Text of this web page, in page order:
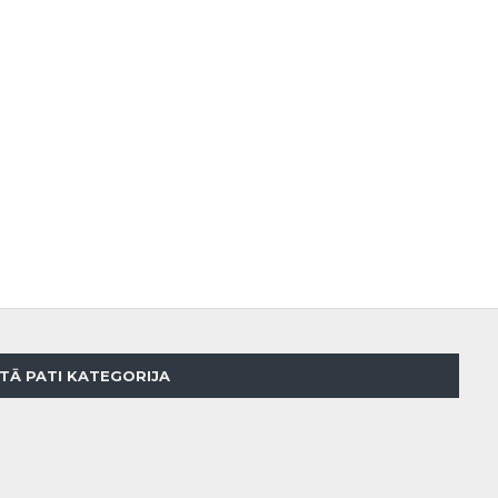
TĀ PATI KATEGORIJA